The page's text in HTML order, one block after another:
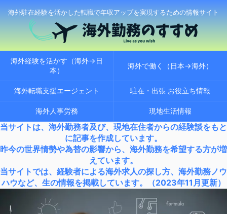
海外駐在経験を活かした転職で年収アップを実現するための情報サイト
海外経験を活かす（海外→日
本）
海外で働く（日本→海外）
海外転職支援エージェント 駐在・出張 お役立ち情報
海外人事労務 現地生活情報
当サイトは、海外勤務者及び、現地在住者からの経験談をもと
に記事を作成しています。
昨今の世界情勢や為替の影響から、海外勤務を希望する方が増
えています。
当サイトでは、経験者による海外求人の探し方、海外勤務ノウ
ハウなど、生の情報を掲載しています。（2023年11月更新）